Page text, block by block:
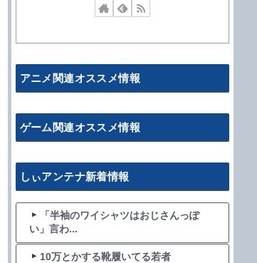
アニメ関連オススメ情報
ゲーム関連オススメ情報
しぃアンテナ新着情報
「半袖のワイシャツはおじさんっぽ
い」言わ...
10万とかする靴履いてる若者